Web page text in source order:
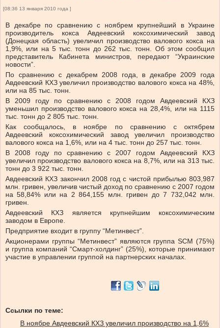
[08:36 13 января 2010 года ]
В декабре по сравнению с ноябрем крупнейший в Украине
производитель кокса Авдеевский коксохимический завод
(Донецкая область) увеличил производство валового кокса на
1,9%, или на 5 тыс. тонн до 262 тыс. тонн. Об этом сообщил
представитель Кабинета министров, передают “Украинские
новости”.
По сравнению с декабрем 2008 года, в декабре 2009 года
Авдеевский КХЗ увеличил производство валового кокса на 48%,
или на 85 тыс. тонн.
В 2009 году по сравнению с 2008 годом Авдеевский КХЗ
уменьшил производство валового кокса на 28,4%, или на 1115
тыс. тонн до 2 805 тыс. тонн.
Как сообщалось, в ноябре по сравнению с октябрем
Авдеевский коксохимический завод увеличил производство
валового кокса на 1,6%, или на 4 тыс. тонн до 257 тыс. тонн.
В 2008 году по сравнению с 2007 годом Авдеевский КХЗ
увеличил производство валового кокса на 8,7%, или на 313 тыс.
тонн до 3 922 тыс. тонн.
Авдеевский КХЗ закончил 2008 год с чистой прибылью 803,987
млн. гривен, увеличив чистый доход по сравнению с 2007 годом
на 58,84% или на 2 864,155 млн. гривен до 7 732,042 млн.
гривен.
Авдеевский КХЗ является крупнейшим коксохимическим
заводом в Европе.
Предприятие входит в группу “Метинвест”.
Акционерами группы “Метинвест” являются группа SCM (75%)
и группа компаний “Смарт-холдинг” (25%), которые принимают
участие в управлении группой на партнерских началах.
Ссылки по теме:
В ноябре Авдеевский КХЗ увеличил производство на 1,6%